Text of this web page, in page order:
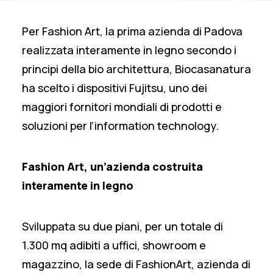
Per Fashion Art, la prima azienda di Padova
realizzata interamente in legno secondo i
principi della bio architettura, Biocasanatura
ha scelto i dispositivi Fujitsu, uno dei
maggiori fornitori mondiali di prodotti e
soluzioni per l’information technology.
Fashion Art, un’azienda costruita
interamente in legno
Sviluppata su due piani, per un totale di
1.300 mq adibiti a uffici, showroom e
magazzino, la sede di FashionArt, azienda di